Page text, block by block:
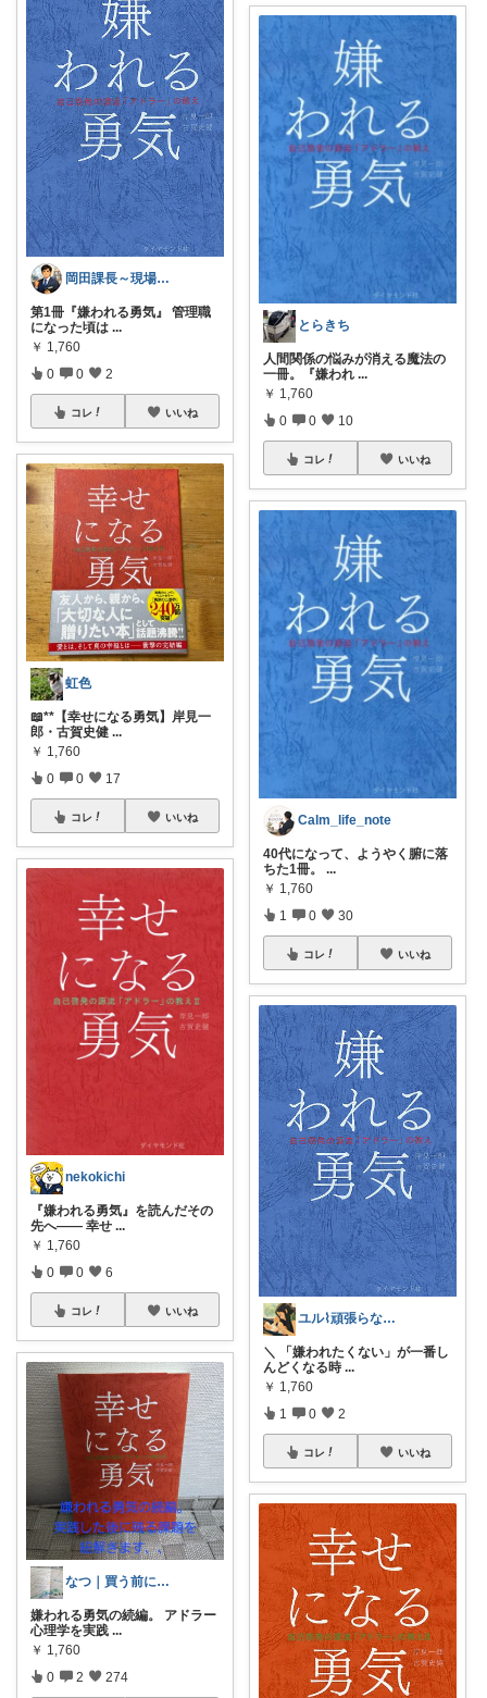
岡田課長～現場課長の仕事術～
第1冊『嫌われる勇気』 管理職
になった頃は ...
￥ 1,760
0 0 2
コレ いいね
虹色
📖**【幸せになる勇気】岸見一
郎・古賀史健 ...
￥ 1,760
0 0 17
コレ いいね
nekokichi
『嫌われる勇気』を読んだその
先へ—— 幸せ ...
￥ 1,760
0 0 6
コレ いいね
なつ｜買う前によく比べる人
嫌われる勇気の続編。 アドラー
心理学を実践 ...
￥ 1,760
0 2 274
とらきち
人間関係の悩みが消える魔法の
一冊。『嫌われ ...
￥ 1,760
0 0 10
コレ いいね
Calm_life_note
40代になって、ようやく腑に落
ちた1冊。 ...
￥ 1,760
1 0 30
コレ いいね
ユル⌇頑張らない育児
＼ 「嫌われたくない」が一番し
んどくなる時 ...
￥ 1,760
1 0 2
コレ いいね